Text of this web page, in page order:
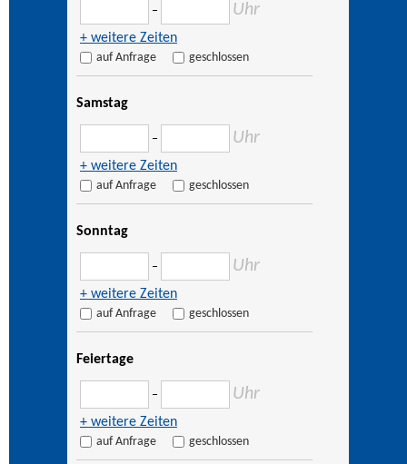
– Uhr
+ weitere Zeiten
auf Anfrage geschlossen
Samstag
– Uhr
+ weitere Zeiten
auf Anfrage geschlossen
Sonntag
– Uhr
+ weitere Zeiten
auf Anfrage geschlossen
Feiertage
– Uhr
+ weitere Zeiten
auf Anfrage geschlossen